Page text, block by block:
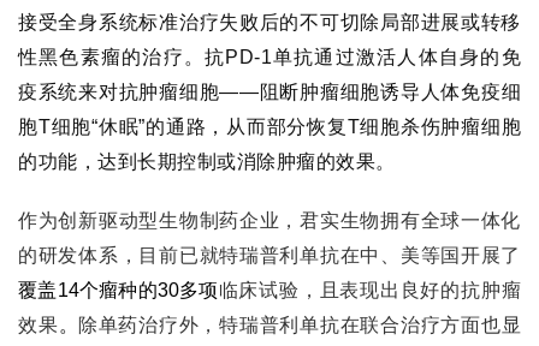
接受全身系统标准治疗失败后的不可切除局部进展或转移
性黑色素瘤的治疗。抗PD-1单抗通过激活人体自身的免
疫系统来对抗肿瘤细胞——阻断肿瘤细胞诱导人体免疫细
胞T细胞“休眠”的通路，从而部分恢复T细胞杀伤肿瘤细胞
的功能，达到长期控制或消除肿瘤的效果。
作为创新驱动型生物制药企业，君实生物拥有全球一体化
的研发体系，目前已就特瑞普利单抗在中、美等国开展了
覆盖14个瘤种的30多项临床试验，且表现出良好的抗肿瘤
效果。
除单药治疗外，特瑞普利单抗在联合治疗方面也显